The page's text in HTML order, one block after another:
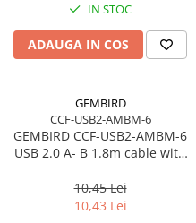
IN STOC
ADAUGA IN COS
GEMBIRD
CCF-USB2-AMBM-6
GEMBIRD CCF-USB2-AMBM-6
USB 2.0 A- B 1.8m cable with
10,45 Lei
10,43 Lei